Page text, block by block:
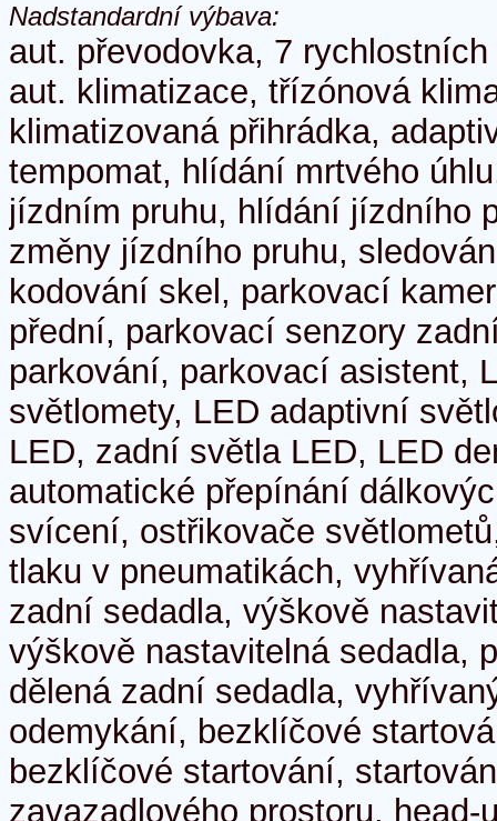
Nadstandardní výbava:
aut. převodovka, 7
aut. klimatizace, třízónová
klimatizovaná přihrádka,
tempomat, hlídání mrtvého
jízdním pruhu, hlídání jízdního
změny jízdního pruhu,
kodování skel, parkovací
přední, parkovací senzory
parkování, parkovací asistent,
světlomety, LED adaptivní
LED, zadní světla LED, LED
automatické přepínání
svícení, ostřikovače
tlaku v pneumatikách,
zadní sedadla, výškově
výškově nastavitelná sedadla,
dělená zadní sedadla,
odemykání, bezklíčové
bezklíčové startování,
zavazadlového prostoru, head-